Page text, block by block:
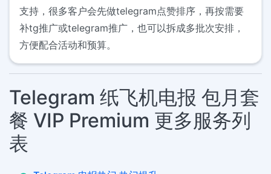
支持，很多客户会先做telegram点赞排序，再按需要
补tg推广或telegram推广，也可以拆成多批次安排，
方便配合活动和预算。
Telegram 纸飞机电报 包月套
餐 VIP Premium 更多服务列
表